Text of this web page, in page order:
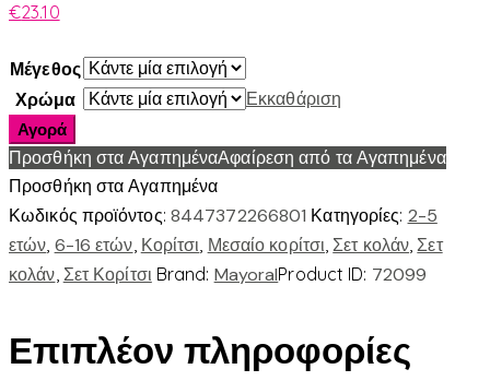
€23.10
Μέγεθος
Χρώμα
Εκκαθάριση
4.719
|
Σετ
κολαν
σταμπωτο
ποσότητα
Αγορά
Προσθήκη στα ΑγαπημέναΑφαίρεση από τα Αγαπημένα
Προσθήκη στα Αγαπημένα
Κωδικός προϊόντος: 8447372266801 Κατηγορίες: 2-5
ετών, 6-16 ετών, Κορίτσι, Μεσαίο κορίτσι,Σετ κολάν,Σετ
κολάν, Σετ Κορίτσι Brand: MayoralProduct ID: 72099
Επιπλέον πληροφορίες